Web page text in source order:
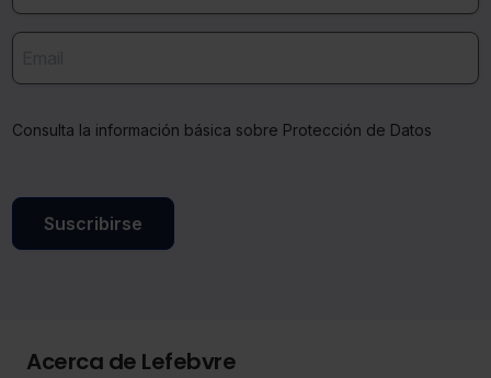
Consulta la información básica sobre Protección de Datos
Suscribirse
Acerca de Lefebvre